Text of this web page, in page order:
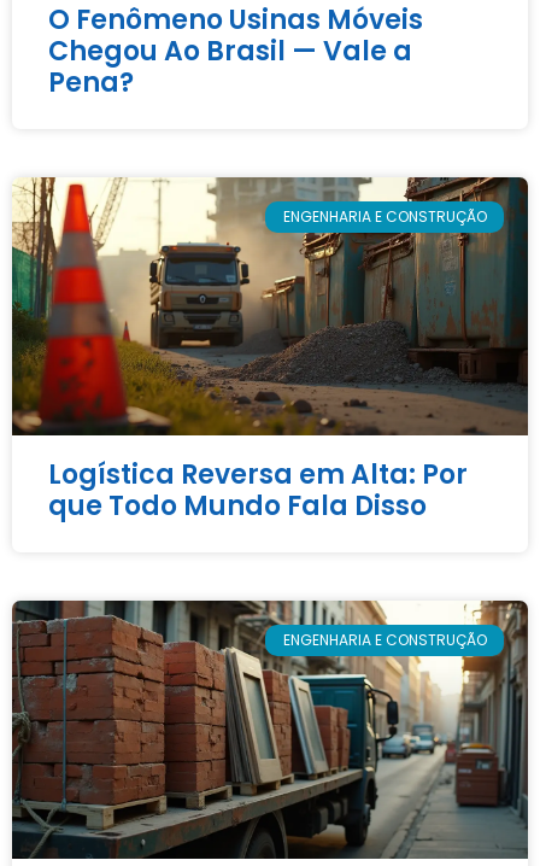
O Fenômeno Usinas Móveis
Chegou Ao Brasil — Vale a
Pena?
ENGENHARIA E CONSTRUÇÃO
Logística Reversa em Alta: Por
que Todo Mundo Fala Disso
ENGENHARIA E CONSTRUÇÃO